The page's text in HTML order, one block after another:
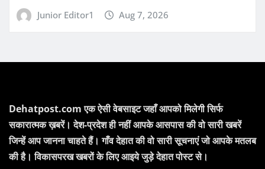
Junior Editor1 Aug 7, 2026
Dehatpost.com एक ऐसी वेबसाइट जहाँ आपको मिलेगी सिर्फ
सकारात्मक ख़बरें। देश-प्रदेश ही नहीं आपके आसपास की वो सारी खबरें
जिन्हें आप जानना चाहते हैं। गाँव देहात की वो सारी सूचनाएं जो आपके मतलब
की है। विकासपरख खबरों के लिए आइये जुड़े देहात पोस्ट से।